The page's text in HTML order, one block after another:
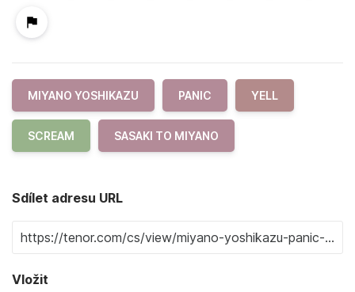
MIYANO YOSHIKAZU PANIC YELL
SCREAM SASAKI TO MIYANO
Sdílet adresu URL
Vložit